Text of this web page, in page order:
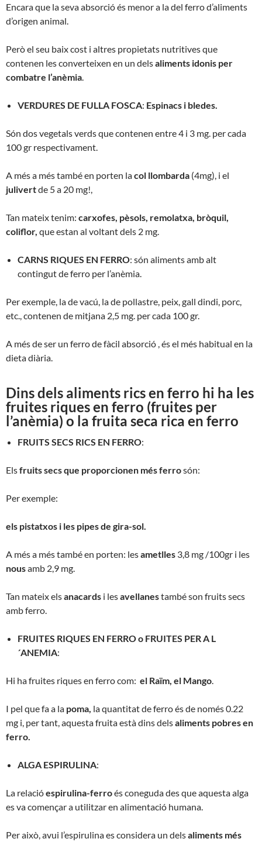
Encara que la seva absorció és menor a la del ferro d’aliments
d’origen animal.
Però el seu baix cost i altres propietats nutritives que
contenen les converteixen en un delsaliments idonis per
combatre l’anèmia
VERDURES DE FULLA FOSCA: Espinacs i bledes.
Són dos vegetals verds que contenen entre 4 i 3 mg. per cada
100 gr respectivament.
A més a més també en porten lacol llombarda (4mg), i el
julivertde 5 a 20 mg!,
Tan mateix tenim: carxofes , pèsols, remolatxa, bròquil
coliflor, queestan al voltantdels 2 mg
CARNS RIQUES EN FERRO: són aliments amb alt
contingut de ferro per l’anèmia.
Per exemple, la de vacú, la de pollastre, peix, gall dindi, porc,
etc., contenen de mitjana 2,5 mg. per cada 100 gr.
A més de ser un ferro de fàcil absorció , és el més habitual en la
dieta diària.
Dins dels aliments rics en ferro hi ha les
fruites riques en ferro (fruites per
l’anèmia) o la fruita seca rica en ferro
FRUITS SECS RICS EN FERRO:
Elsfruits secs que proporcionen més ferrosón:
Per exemple:
els pistatxos i les pipes de gira-sol.
A més a més també en porten: lesametlles 3,8 mg /100gr i les
nousamb 2,9 mg.
Tan mateix elsanacards i lesavellanestambé son fruits secs
amb ferro.
FRUITES RIQUES EN FERRO o FRUITES PER A L
´ANEMIA:
Hi ha fruites riques en ferro com: el Raïm, el Mango
I pel que fa a la poma, la quantitat de ferro és de només 0.22
mg i, per tant, aquesta fruita està dins delsaliments pobres en
ferro.
ALGA ESPIRULINA:
La relacióespirulina-ferroés coneguda des que aquesta alga
es va començar a utilitzar en alimentació humana.
Per això, avui l’espirulina es considera un delsaliments més